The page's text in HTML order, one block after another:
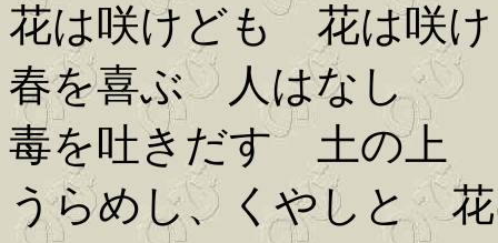
花は咲けども 花は咲
春を喜ぶ 人はなし
毒を吐きだす 土の上
うらめし、くやしと